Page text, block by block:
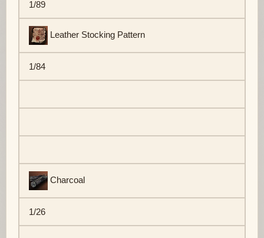
1/89
Leather Stocking Pattern
1/84
Charcoal
1/26